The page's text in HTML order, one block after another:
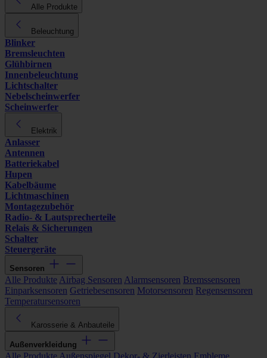
Alle Produkte
Beleuchtung
Blinker
Bremsleuchten
Glühbirnen
Innenbeleuchtung
Lichtschalter
Nebelscheinwerfer
Scheinwerfer
Elektrik
Anlasser
Antennen
Batteriekabel
Hupen
Kabelbäume
Lichtmaschinen
Montagezubehör
Radio- & Lautsprecherteile
Relais & Sicherungen
Schalter
Steuergeräte
Sensoren
Alle Produkte Airbag Sensoren Alarmsensoren Bremssensoren
Einparksensoren Getriebesensoren Motorsensoren Regensensoren
Temperatursensoren
Karosserie & Anbauteile
Außenverkleidung
Alle Produkte Außenspiegel Dekor- & Zierleisten Embleme